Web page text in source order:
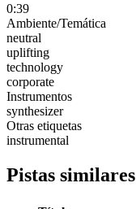
0:39
Ambiente/Temática
neutral
uplifting
technology
corporate
Instrumentos
synthesizer
Otras etiquetas
instrumental
Pistas similares